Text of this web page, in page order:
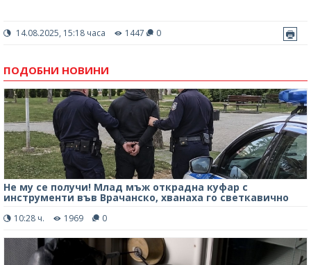
14.08.2025, 15:18 часа 1447 0
ПОДОБНИ НОВИНИ
Не му се получи! Млад мъж открадна куфар с
инструменти във Врачанско, хванаха го светкавично
10:28 ч. 1969 0